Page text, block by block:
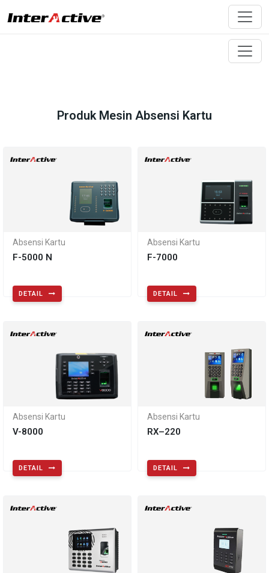
Produk Mesin Absensi Kartu
Absensi Kartu
F-5000 N
DETAIL
Absensi Kartu
F-7000
DETAIL
Absensi Kartu
V-8000
DETAIL
Absensi Kartu
RX–220
DETAIL